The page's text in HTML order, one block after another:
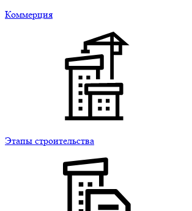
Коммерция
Этапы строительства